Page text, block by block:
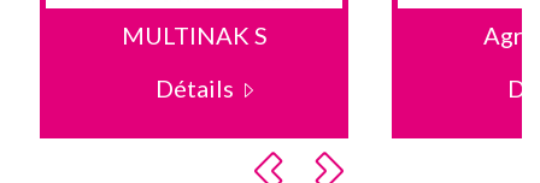
MULTINAK S
Détails